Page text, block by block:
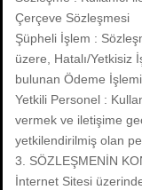
Çerçeve Sözleşmesi
Şüpheli İşlem :
üzere, Hatalı/Yetkisiz
bulunan Ödeme İşlemi
Yetkili Personel :
vermek ve iletişime
yetkilendirilmiş olan
3. SÖZLEŞMENİN
İnternet Sitesi